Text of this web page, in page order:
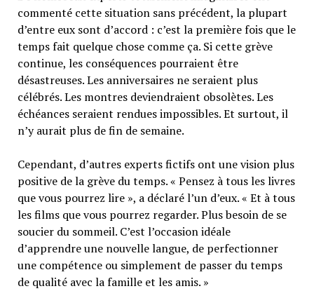
commenté cette situation sans précédent, la plupart
d’entre eux sont d’accord : c’est la première fois que le
temps fait quelque chose comme ça. Si cette grève
continue, les conséquences pourraient être
désastreuses. Les anniversaires ne seraient plus
célébrés. Les montres deviendraient obsolètes. Les
échéances seraient rendues impossibles. Et surtout, il
n’y aurait plus de fin de semaine.
Cependant, d’autres experts fictifs ont une vision plus
positive de la grève du temps. « Pensez à tous les livres
que vous pourrez lire », a déclaré l’un d’eux. « Et à tous
les films que vous pourrez regarder. Plus besoin de se
soucier du sommeil. C’est l’occasion idéale
d’apprendre une nouvelle langue, de perfectionner
une compétence ou simplement de passer du temps
de qualité avec la famille et les amis. »